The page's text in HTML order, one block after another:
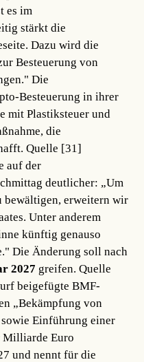
es im
stärkt die
Dazu wird die
Besteuerung von
Die
Besteuerung in ihrer
mit Plastiksteuer und
die
Quelle [31]
auf der
deutlicher: „Um
bewältigen, erweitern wir
Unter anderem
künftig genauso
Die Änderung soll nach
2027 greifen.Quelle
beigefügte BMF-
„Bekämpfung von
Einführung einer
Milliarde Euro
und nennt für die